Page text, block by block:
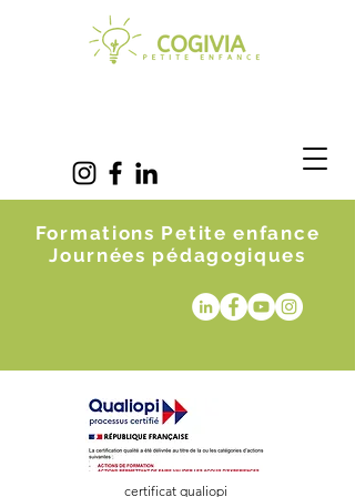
Formations Petite enfance
Journées pédagogiques
certificat qualiopi